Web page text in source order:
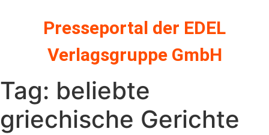
Presseportal der EDEL
Verlagsgruppe GmbH
Tag: beliebte
griechische Gerichte